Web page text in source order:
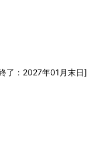
了：2027年01月末日]